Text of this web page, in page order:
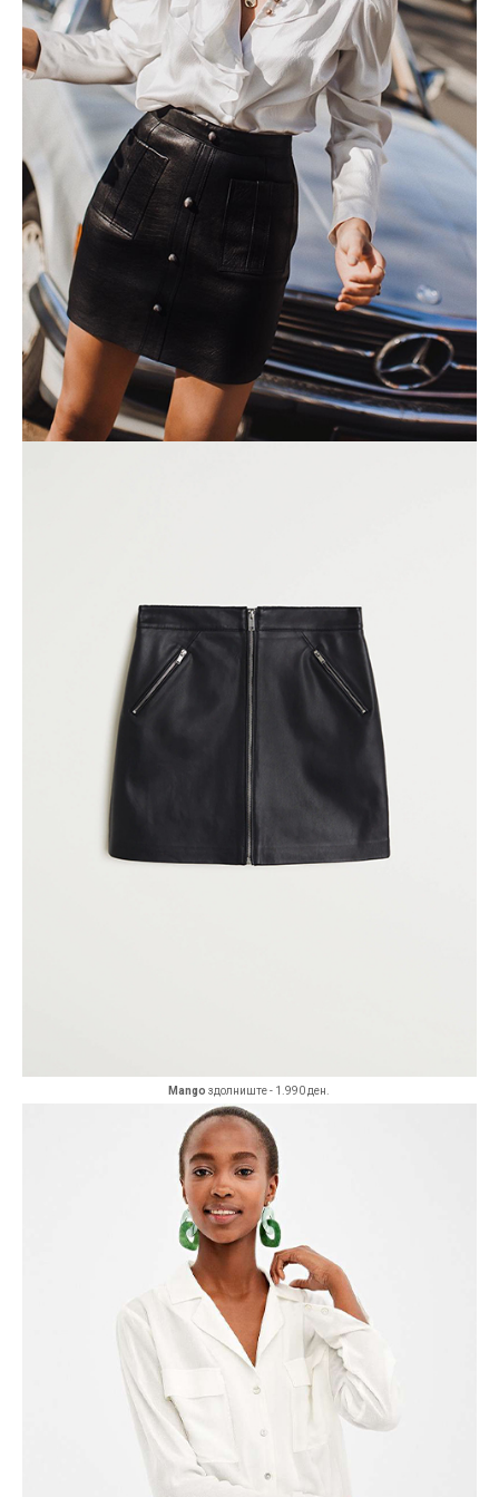
Mango здолниште - 1.990 ден.